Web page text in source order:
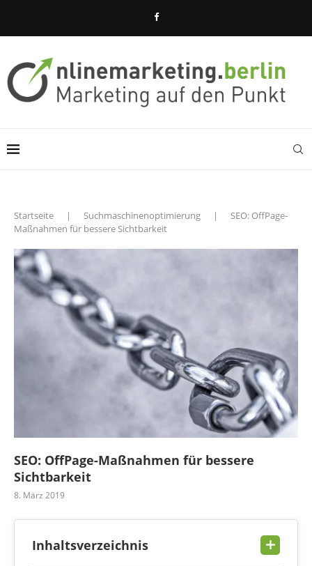
Startseite | Suchmaschinenoptimierung |
SEO: OffPage-
Maßnahmen für bessere Sichtbarkeit
SEO: OffPage-Maßnahmen für bessere
Sichtbarkeit
8. März 2019
Inhaltsverzeichnis